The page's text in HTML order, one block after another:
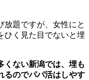
放題ですが、女性にと
ひく見た目でないと埋
くない新潟では、埋も
るのでパパ活はしやす